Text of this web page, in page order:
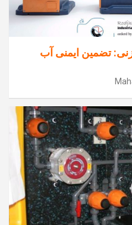
تضمین ایمنی آب